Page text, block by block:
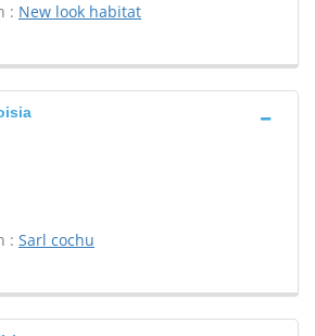
: New look habitat
: Sarl cochu